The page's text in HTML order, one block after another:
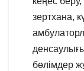
зертхана,
бөлімдер